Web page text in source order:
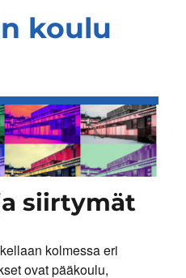
koulu
siirtymät
kolmessa eri
ovat pääkoulu,